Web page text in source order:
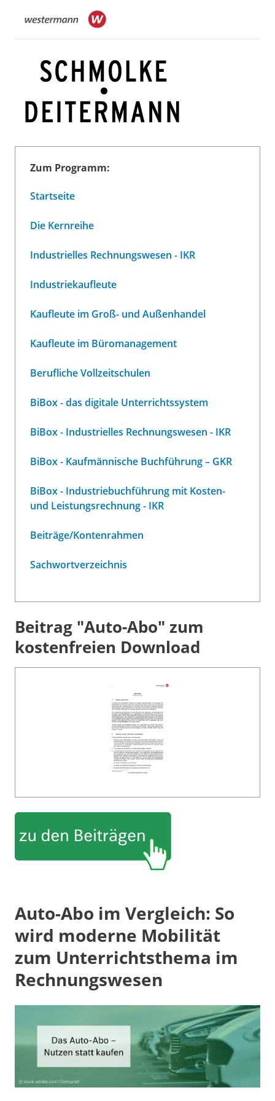
Zum Programm:
Startseite
Die Kernreihe
Industrielles Rechnungswesen - IKR
Industriekaufleute
Kaufleute im Groß- und Außenhandel
Kaufleute im Büromanagement
Berufliche Vollzeitschulen
BiBox - das digitale Unterrichtssystem
BiBox - Industrielles Rechnungswesen - IKR
BiBox - Kaufmännische Buchführung – GKR
BiBox - Industriebuchführung mit Kosten-
und Leistungsrechnung - IKR
Beiträge/Kontenrahmen
Sachwortverzeichnis
Beitrag "Auto-Abo" zum
kostenfreien Download
Auto-Abo im Vergleich: So
wird moderne Mobilität
zum Unterrichtsthema im
Rechnungswesen